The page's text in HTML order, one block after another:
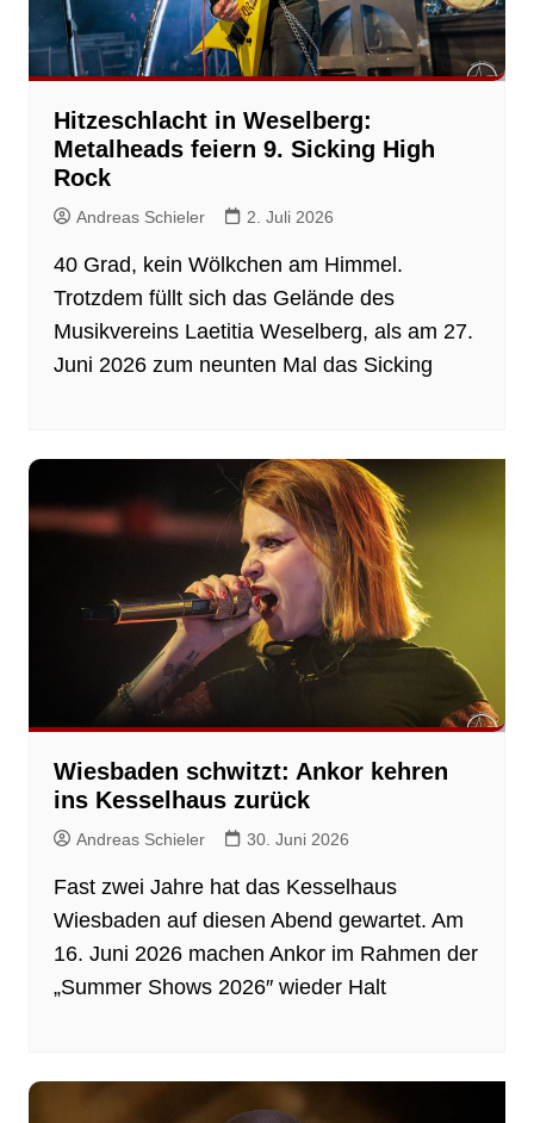
Hitzeschlacht in Weselberg:
Metalheads feiern 9. Sicking High
Rock
Andreas Schieler 2. Juli 2026
40 Grad, kein Wölkchen am Himmel.
Trotzdem füllt sich das Gelände des
Musikvereins Laetitia Weselberg, als am 27.
Juni 2026 zum neunten Mal das Sicking
Wiesbaden schwitzt: Ankor kehren
ins Kesselhaus zurück
Andreas Schieler 30. Juni 2026
Fast zwei Jahre hat das Kesselhaus
Wiesbaden auf diesen Abend gewartet. Am
16. Juni 2026 machen Ankor im Rahmen der
„Summer Shows 2026″ wieder Halt